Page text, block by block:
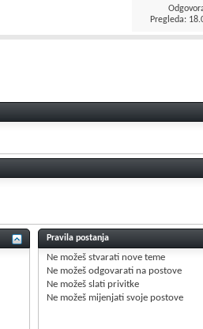
Pregleda:
Pravila postanja
Ne možeš stvarati nove teme
Ne možešodgovarati na postove
Ne možeš slati privitke
Ne možeš mijenjati svoje postove